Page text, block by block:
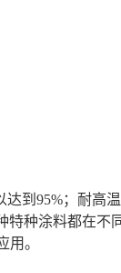
达到 95%；耐高
特种涂料都在不
。